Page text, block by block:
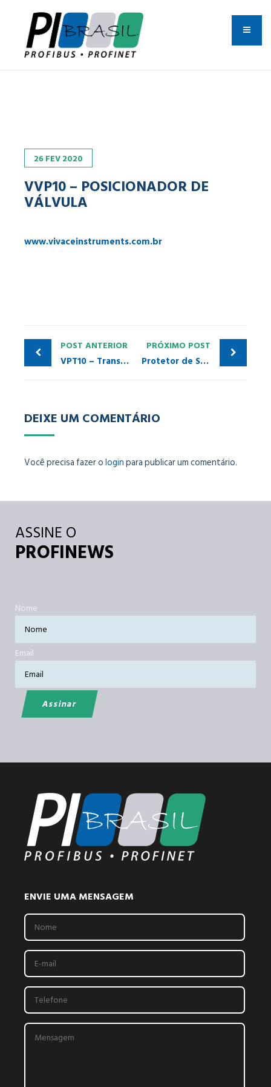
26 FEV2020
VVP10 – POSICIONADOR DE
VÁLVULA
www.vivaceinstruments.com.br
POST ANTERIOR
VPT10 – Transmissor de Pressão
PRÓXIMO POST
Protetor de Segmento com Comunicação ASI
DEIXE UM COMENTÁRIO
Você precisa fazer ologinpara publicar um comentário.
ASSINE O
PROFINEWS
Nome
Email
ENVIE UMA MENSAGEM